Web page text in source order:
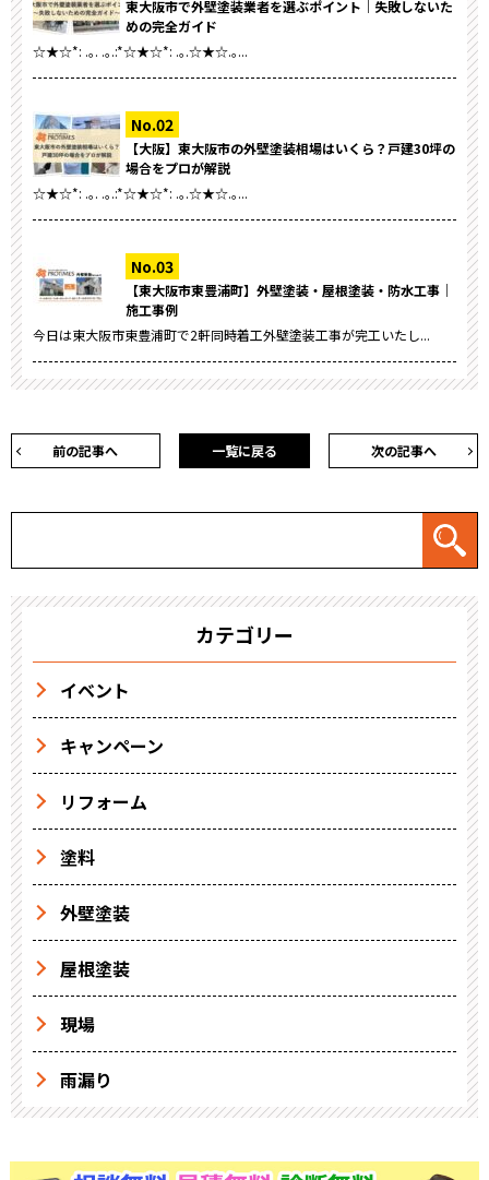
東大阪市で外壁塗装業者を選ぶポイント｜失敗しないた
めの完全ガイド
☆★☆*: .｡. .｡.:*☆★☆*: .｡.☆★☆.｡...
【大阪】東大阪市の外壁塗装相場はいくら？戸建30坪の
場合をプロが解説
☆★☆*: .｡. .｡.:*☆★☆*: .｡.☆★☆.｡...
【東大阪市東豊浦町】外壁塗装・屋根塗装・防水工事｜
施工事例
今日は東大阪市東豊浦町で2軒同時着工外壁塗装工事が完工いたし...
前の記事へ 次の記事へ
一覧に戻る
カテゴリー
イベント
キャンペーン
リフォーム
塗料
外壁塗装
屋根塗装
現場
雨漏り